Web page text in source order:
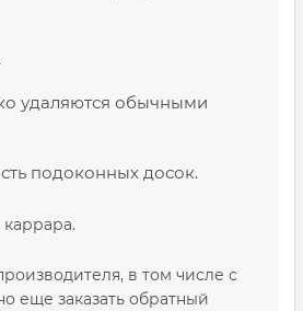
удаляются обычными
подоконных досок.
в том числе с
еще заказать обратный